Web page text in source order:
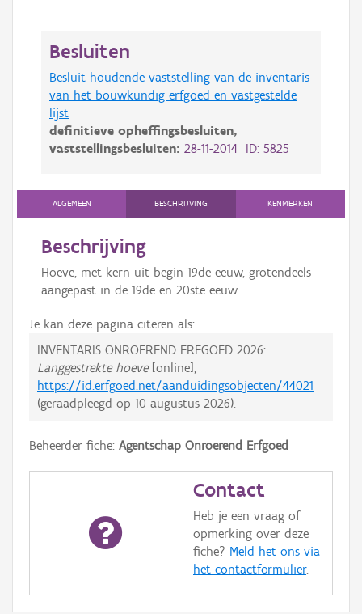
Besluiten
Besluit houdende vaststelling van de inventaris
van het bouwkundig erfgoed en vastgestelde
lijst
definitieve opheffingsbesluiten,
vaststellingsbesluiten: 28-11-2014 ID: 5825
ALGEMEEN BESCHRIJVING KENMERKEN
Beschrijving
Hoeve, met kern uit begin 19de eeuw, grotendeels
aangepast in de 19de en 20ste eeuw.
Je kan deze pagina citeren als:
INVENTARIS ONROEREND ERFGOED 2026:
Langgestrekte hoeve[online],
https://id.erfgoed.net/aanduidingsobjecten/44021
(geraadpleegd op 10 augustus 2026).
Beheerder fiche: Agentschap Onroerend Erfgoed
Contact
Heb je een vraag of
opmerking over deze
fiche? Meld het ons via
het contactformulier.